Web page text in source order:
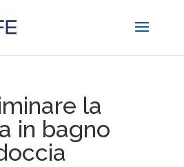
la
in bagno